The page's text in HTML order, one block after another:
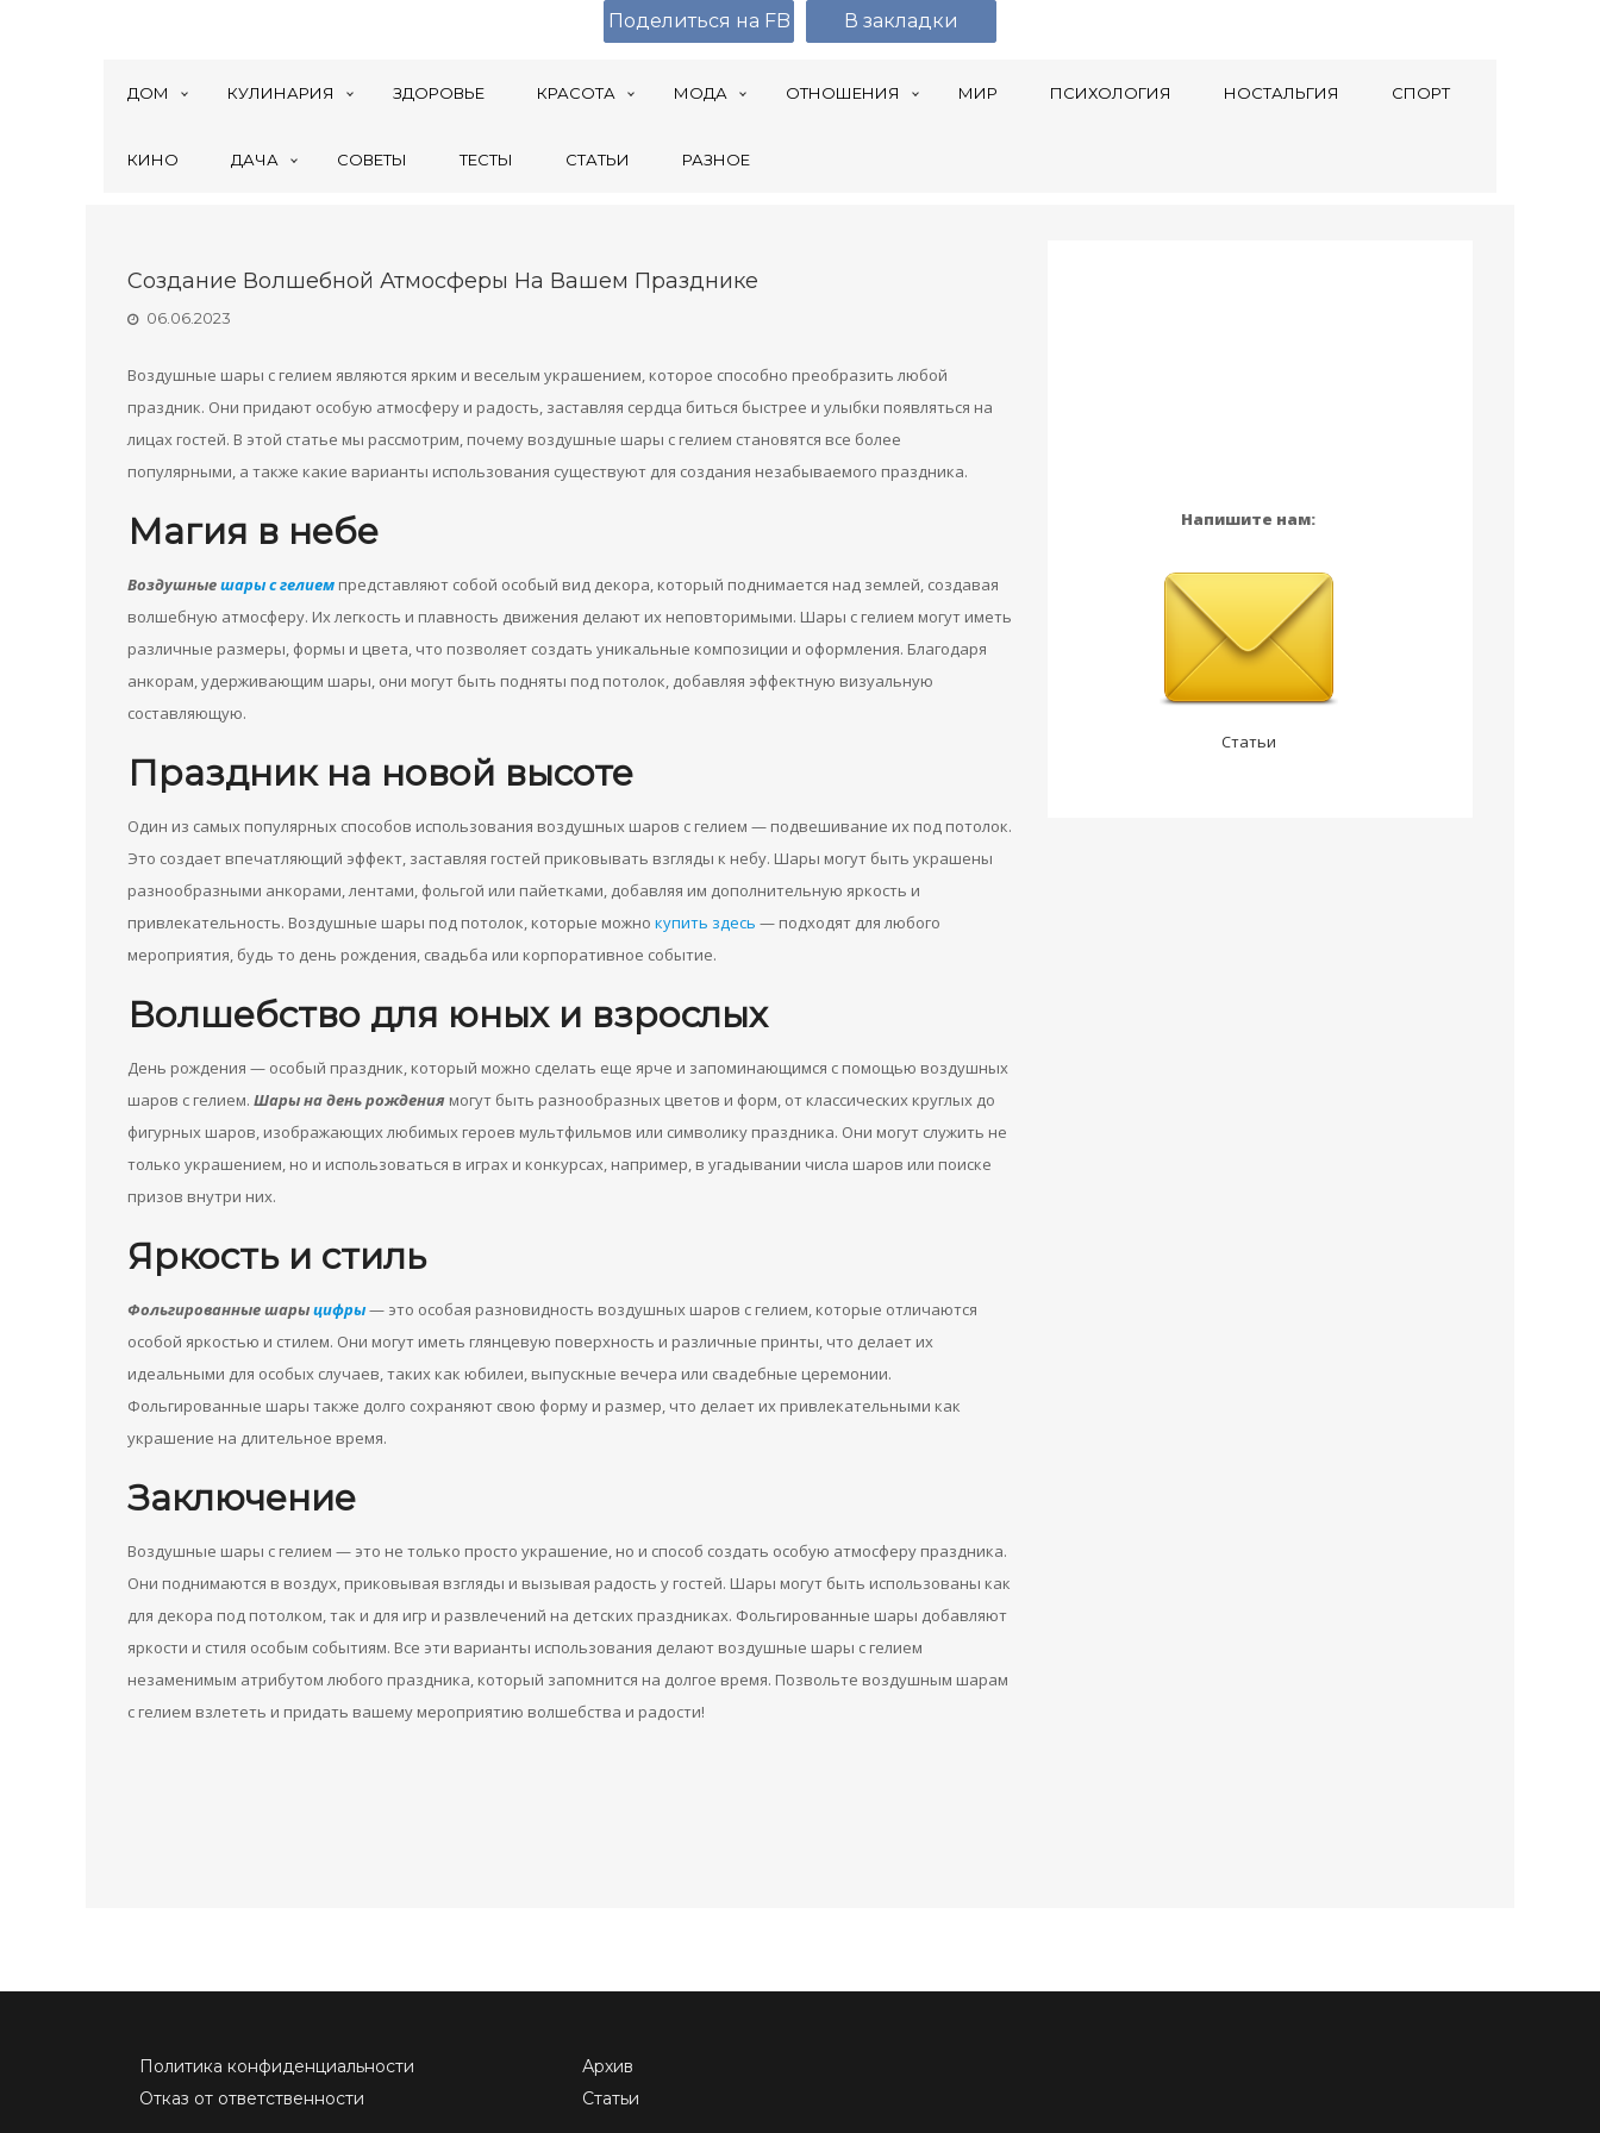
ДОМ КУЛИНАРИЯ ЗДОРОВЬЕ КРАСОТА МОДА ОТНОШЕНИЯ МИР ПСИХОЛОГИЯ НОСТАЛЬГИЯ СПОРТ
КИНО ДАЧА СОВЕТЫ ТЕСТЫ СТАТЬИ РАЗНОЕ
Создание Волшебной Атмосферы На Вашем Празднике
06.06.2023
Воздушные шары с гелием являются ярким и веселым украшением, которое способно преобразить любой
праздник. Они придают особую атмосферу и радость, заставляя сердца биться быстрее и улыбки появляться на
лицах гостей. В этой статье мы рассмотрим, почему воздушные шары с гелием становятся все более
популярными, а также какие варианты использования существуют для создания незабываемого праздника.
Магия в небе
Воздушныешары с гелием представляют собой особый вид декора, который поднимается над землей, создавая
волшебную атмосферу. Их легкость и плавность движения делают их неповторимыми. Шары с гелием могут иметь
различные размеры, формы и цвета, что позволяет создать уникальные композиции и оформления. Благодаря
анкорам, удерживающим шары, они могут быть подняты под потолок, добавляя эффектную визуальную
составляющую.
Праздник на новой высоте
Один из самых популярных способов использования воздушных шаров с гелием — подвешивание их под потолок.
Это создает впечатляющий эффект, заставляя гостей приковывать взгляды к небу. Шары могут быть украшены
разнообразными анкорами, лентами, фольгой или пайетками, добавляя им дополнительную яркость и
привлекательность. Воздушные шары под потолок, которые можно купить здесь — подходят для любого
мероприятия, будь то день рождения, свадьба или корпоративное событие.
Волшебство для юных и взрослых
День рождения — особый праздник, который можно сделать еще ярче и запоминающимся с помощью воздушных
шаров с гелием. Шары на день рождения могут быть разнообразных цветов и форм, от классических круглых до
фигурных шаров, изображающих любимых героев мультфильмов или символику праздника. Они могут служить не
только украшением, но и использоваться в играх и конкурсах, например, в угадывании числа шаров или поиске
призов внутри них.
Яркость и стиль
Фольгированные шарыцифры— это особая разновидность воздушных шаров с гелием, которые отличаются
особой яркостью и стилем. Они могут иметь глянцевую поверхность и различные принты, что делает их
идеальными для особых случаев, таких как юбилеи, выпускные вечера или свадебные церемонии.
Фольгированные шары также долго сохраняют свою форму и размер, что делает их привлекательными как
украшение на длительное время.
Заключение
Воздушные шары с гелием — это не только просто украшение, но и способ создать особую атмосферу праздника.
Они поднимаются в воздух, приковывая взгляды и вызывая радость у гостей. Шары могут быть использованы как
для декора под потолком, так и для игр и развлечений на детских праздниках. Фольгированные шары добавляют
яркости и стиля особым событиям. Все эти варианты использования делают воздушные шары с гелием
незаменимым атрибутом любого праздника, который запомнится на долгое время. Позвольте воздушным шарам
с гелием взлететь и придать вашему мероприятию волшебства и радости!
Напишите нам:
Статьи
Политика конфиденциальности
Отказ от ответственности
Архив
Статьи
Поделиться на FB В закладки